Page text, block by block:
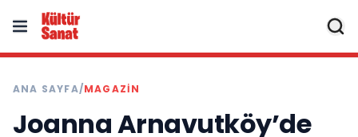
ANA SAYFA/MAGAZIN
Joanna Arnavutköy’de